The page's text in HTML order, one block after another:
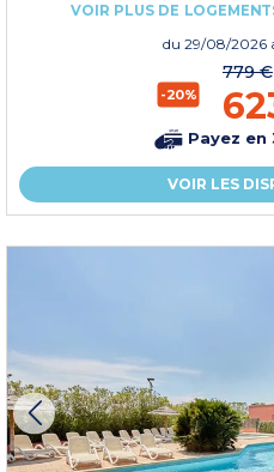
VOIR PLUS DE
du 29/08/2026
-20%
779 €
Payez en
VOIR LES